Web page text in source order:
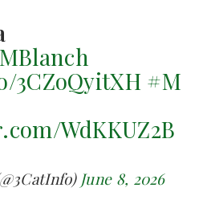
3CZoQyitXH #M
WdKKUZ2B
June 8, 2026